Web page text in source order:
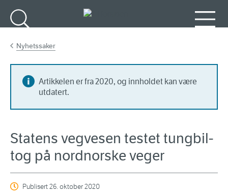
Nyhetssaker
Artikkelen er fra 2020, og innholdet kan være
utdatert.
Statens vegvesen testet tungbil-
tog på nordnorske veger
Publisert26. oktober 2020